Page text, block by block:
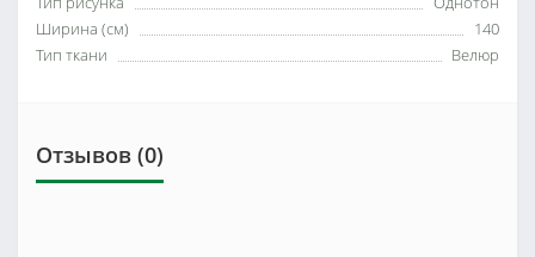
Ширина (см)
140
Тип ткани
Велюр
Отзывов (0)